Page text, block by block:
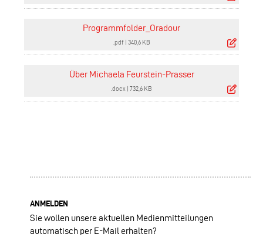
Programmfolder_Oradour
.pdf| 340,6 KB
Über Michaela Feurstein-Prasser
.docx | 732,6 KB
ANMELDEN
Sie wollen unsere aktuellen Medienmitteilungen
automatisch per E-Mail erhalten?